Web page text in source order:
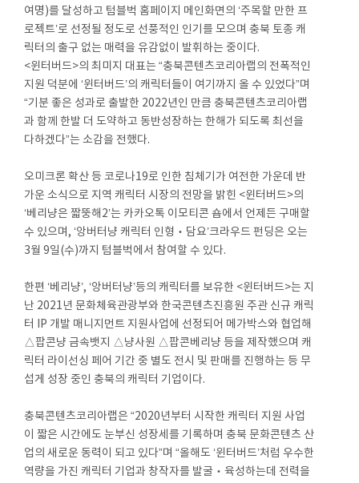
여명)를 달성하고 텀블벅 홈페이지 메인화면의 ‘주목할 만한 프
로젝트’로 선정될 정도로 선풍적인 인기를 모으며 충북 토종 캐
릭터의 출구 없는 매력을 유감없이 발휘하는 중이다.
<윈터버드>의 최미지 대표는 “충북콘텐츠코리아랩의 전폭적인
지원 덕분에 ‘윈터버드’의 캐릭터들이 여기까지 올 수 있었다”며
“기분 좋은 성과로 출발한 2022년인 만큼 충북콘텐츠코리아랩
과 함께 한발 더 도약하고 동반성장하는 한해가 되도록 최선을
다하겠다”는 소감을 전했다.
오미크론 확산 등 코로나19로 인한 침체기가 여전한 가운데 반
가운 소식으로 지역 캐릭터 시장의 전망을 밝힌 <윈터버드>의
‘베리냥은 짧뚱해2’는 카카오톡 이모티콘 숍에서 언제든 구매할
수 있으며, ‘앙버터냥 캐릭터 인형‧담요’크라우드 펀딩은 오는
3월 9일(수)까지 텀블벅에서 참여할 수 있다.
한편 ‘베리냥’, ‘앙버터냥’등의 캐릭터를 보유한 <윈터버드>는 지
난 2021년 문화체육관광부와 한국콘텐츠진흥원 주관 신규 캐릭
터 IP 개발 매니지먼트 지원사업에 선정되어 메가박스와 협업해
△팝콘냥 금속뱃지 △냥사원 △팝콘베리냥 등을 제작했으며 캐
릭터 라이선싱 페어 기간 중 별도 전시 및 판매를 진행하는 등 무
섭게 성장 중인 충북의 캐릭터 기업이다.
충북콘텐츠코리아랩은 “2020년부터 시작한 캐릭터 지원 사업
이 짧은 시간에도 눈부신 성장세를 기록하며 충북 문화콘텐츠 산
업의 새로운 동력이 되고 있다”며 “올해도 ‘윈터버드’처럼 우수한
역량을 가진 캐릭터 기업과 창작자를 발굴‧육성하는데 전력을